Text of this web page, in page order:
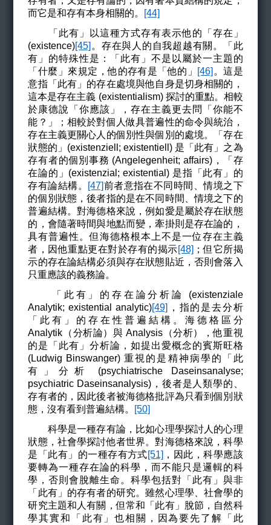
而它是和存有本身相關的。 [44]
「此有」以這種方式存有表示他的「存在」
(existence)[45] 。存在與人的自我超越有關。「此
有」的特殊性是：「此有」不是以屬於一主題的
「什麼」來規定，他的存有是「他的」
[46] 。這是
意指「此有」的存在處境與他自身是切身相關的，
這本是存在主義 (existentialism) 探討的重點。相較
於康德說「你應該」，存在主義更去問「你能不
能？」；相較於對個人做具普遍性的命令與統治，
存在主義更關心人的個別性與個別的處境。「存在
狀態的」(existenziell; existentiell) 是「此有」之為
存有者的個別事務 (Angelegenheit; affairs)，「存
在論的」(existenzial; existential) 是指「此有」的
存有論結構。
[47]前者意指在不同時間、情境之下
的個別狀態，後者指的是在不同時間、情境之下的
普遍結構。對海德格來說，例如愛是屬於存在狀態
的，會隨著時間與地點而變，牽掛則是存在論的，
具有普遍性。但海德格根本上不是一位存在主義
者，因他重點更在對於存有的揭示[48] ；但它所揭
示的存在論結構必須與存在狀態貼近，否則會落入
只重應該的義務論。
「此有」的存在論分析論 (existenziale
Analytik; existential analytic)[49]
，指的是去分析
「此有」的存在性普遍結構。海德格區分
Analytik（分析論）與 Analysis（分析），他重視
的是
「此有」分析論，如提出愛概念的賓斯旺格
(Ludwig Binswanger) 重視的是精神病學的「此
有」分析 (psychiatrische Daseinsanalyse;
psychiatric Daseinsanalysis) ，後者是人類學的、
存有者的，因此後者被海德格批評為只看到個別狀
態，沒有看到普遍結構。 [50]
科學是一種存有論，比如心理學探討人的心理
狀態，社會學探討他者世界。對海德格來說，科學
是「此有」的一種存有方式[51] ，因此，科學應該
要轉為一種存在論的科學，而不能只是邏輯的科
學，否則會脫離生命。科學包括對「此有」與非
「此有」的存有者的研究。雖然心理學、社會學的
研究主題和人有關，但常和「此有」脫節，自然科
學其實和「此有」也相關，因為要先了解「此